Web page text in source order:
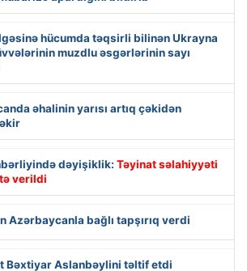
hücumda təqsirli bilinən Ukrayna
muzdlu əsgərlərinin sayı
əhalinin yarısı artıq çəkidən
dəyişiklik: Təyinat səlahiyyəti
verildi
Azərbaycanla bağlı tapşırıq verdi
Bəxtiyar Aslanbəylini təltif etdi